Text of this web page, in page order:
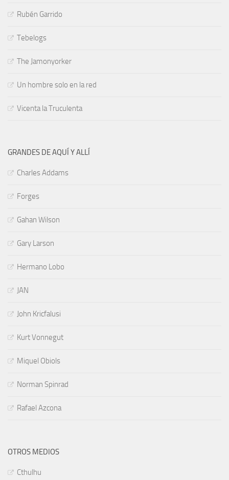
Rubén Garrido
Tebelogs
The Jamonyorker
Un hombre solo en la red
Vicenta la Truculenta
GRANDES DE AQUÍ Y ALLÍ
Charles Addams
Forges
Gahan Wilson
Gary Larson
Hermano Lobo
JAN
John Kricfalusi
Kurt Vonnegut
Miquel Obiols
Norman Spinrad
Rafael Azcona
OTROS MEDIOS
Cthulhu